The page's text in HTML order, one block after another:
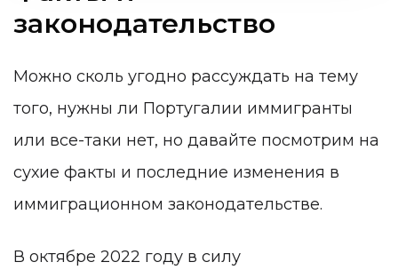
законодательство
Можно сколь угодно рассуждать на тему
того, нужны ли Португалии иммигранты
или все-таки нет, но давайте посмотрим на
сухие факты и последние изменения в
иммиграционном законодательстве.
В октябре 2022 году в силу